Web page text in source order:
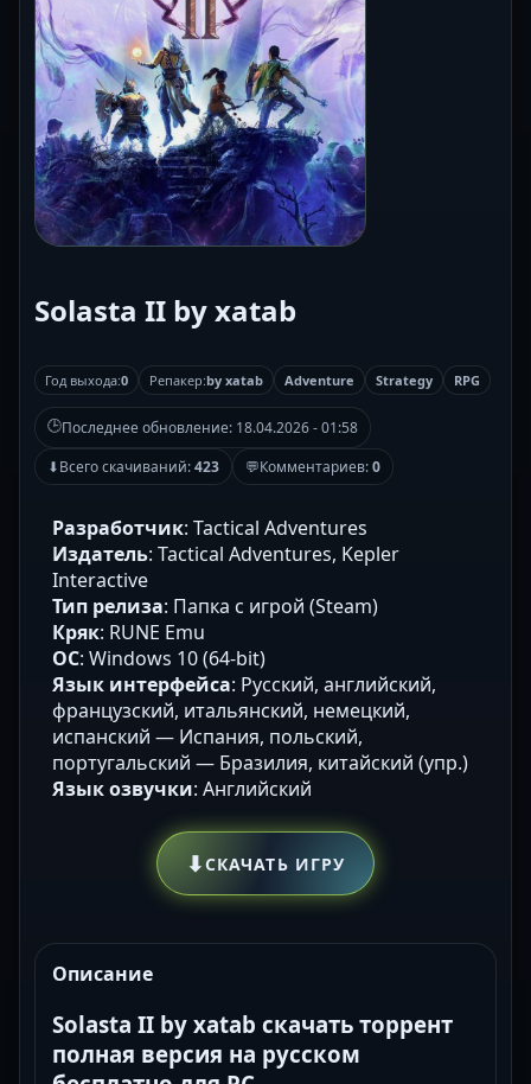
Solasta II by xatab
Год выхода:0 Репакер:by xatab Adventure Strategy RPG
🕒Последнее обновление: 18.04.2026 - 01:58
⬇Всего скачиваний:423 💬Комментариев:0
Разработчик: Tactical Adventures
Издатель: Tactical Adventures, Kepler
Interactive
Тип релиза: Папка с игрой (Steam)
Кряк: RUNE Emu
ОС: Windows 10 (64-bit)
Язык интерфейса: Русский, английский,
французский, итальянский, немецкий,
испанский — Испания, польский,
португальский — Бразилия, китайский (упр.)
Язык озвучки: Английский
⬇СКАЧАТЬ ИГРУ
Описание
Solasta II by xatab скачать торрент
полная версия на русском